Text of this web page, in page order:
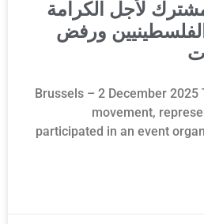
لأجل الكرامة
ورفض
Brussels – 2 December
movement,
participated in an event